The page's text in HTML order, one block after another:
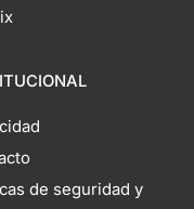
de seguridad y